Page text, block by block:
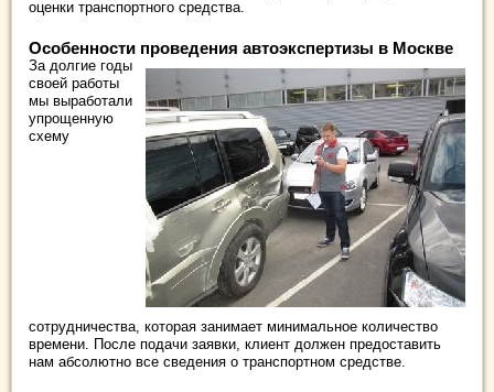
оценки транспортного средства.
Особенности проведения автоэкспертизы в Москве
За долгие годы
своей работы
мы выработали
упрощенную
схему
сотрудничества, которая занимает минимальное количество
времени. После подачи заявки, клиент должен предоставить
нам абсолютно все сведения о транспортном средстве.